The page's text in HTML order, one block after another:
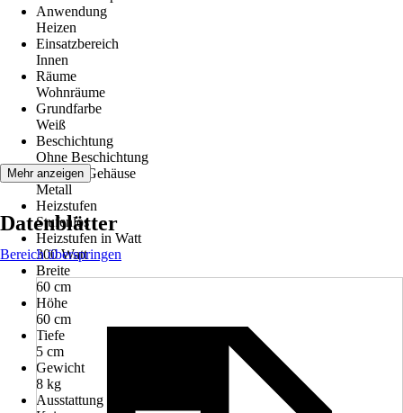
Anwendung
Heizen
Einsatzbereich
Innen
Räume
Wohnräume
Grundfarbe
Weiß
Beschichtung
Ohne Beschichtung
Material Gehäuse
Metall
Heizstufen
Stufenlos
Heizstufen in Watt
300 Watt
Breite
60 cm
Höhe
60 cm
Tiefe
5 cm
Gewicht
8 kg
Ausstattung
Mehr anzeigen
Datenblätter
Bereich überspringen